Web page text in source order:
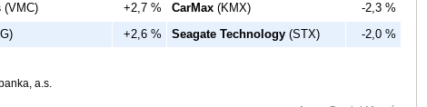
(VMC) +2,7 % CarMax (KMX)
-2,3 %
+2,6 % Seagate Technology (STX) -2,0 %
a.s.